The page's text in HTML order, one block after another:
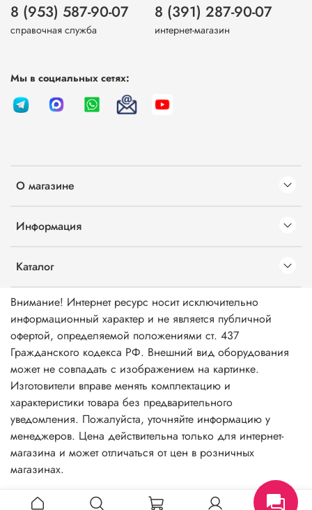
О магазине
Информация
Каталог
8 (953) 587-90-07
справочная служба
8 (391) 287-90-07
интернет-магазин
Мы в социальных сетях:
Внимание! Интернет ресурс носит исключительно
информационный характер и не является публичной
офертой, определяемой положениями ст. 437
Гражданского кодекса РФ. Внешний вид оборудования
может не совпадать с изображением на картинке.
Изготовители вправе менять комплектацию и
характеристики товара без предварительного
уведомления. Пожалуйста, уточняйте информацию у
менеджеров. Цена действительна только для интернет-
магазина и может отличаться от цен в розничных
магазинах.